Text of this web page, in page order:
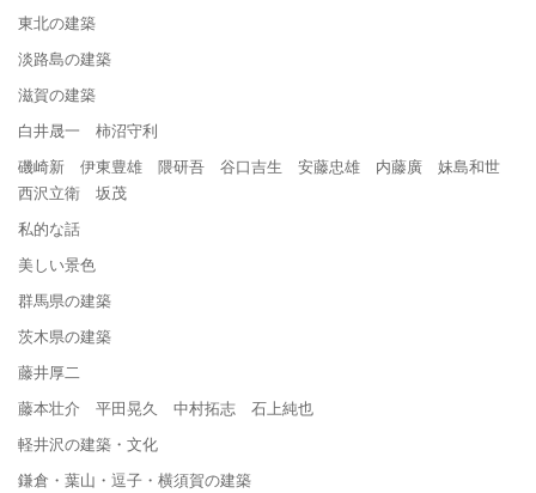
東北の建築
淡路島の建築
滋賀の建築
白井晟一 柿沼守利
磯崎新 伊東豊雄 隈研吾 谷口吉生 安藤忠雄 内藤廣 妹島和世
西沢立衛 坂茂
私的な話
美しい景色
群馬県の建築
茨木県の建築
藤井厚二
藤本壮介 平田晃久 中村拓志 石上純也
軽井沢の建築・文化
鎌倉・葉山・逗子・横須賀の建築